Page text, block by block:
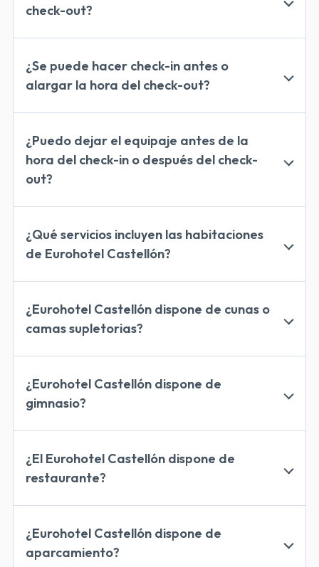
check-out?
hasta las 12:00h
¿Se puede hacer check-in antes o
alargar la hora del check-out?
establecida o alargar la hora del check-out
bajo disponibilidad
recepción
¿Puedo dejar el equipaje antes de la
hora del check-in o después del check-
out?
en nuestra consigna
¿Qué servicios incluyen las habitaciones
de Eurohotel Castellón?
televisión, teléfono, caja fuerte, mini nevera, aire
acondicionado, calefacción, artículos de aseo y
secador de pelo
¿Eurohotel Castellón dispone de cunas o
camas supletorias?
disponibilidad está sujeta a la capacidad del
establecimiento
con recepción
¿Eurohotel Castellón dispone de
gimnasio?
máquinas de musculación
zona de peso libre
selección de máquinas de cardio
¿El Eurohotel Castellón dispone de
restaurante?
desayunos
almuerzos
¿Eurohotel Castellón dispone de
aparcamiento?